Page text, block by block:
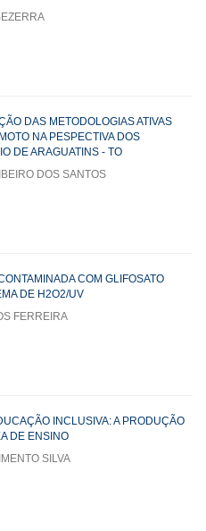
DAS METODOLOGIAS ATIVAS
NA PESPECTIVA DOS
DE ARAGUATINS - TO
DOS SANTOS
COM GLIFOSATO
DE H2O2/UV
FERREIRA
INCLUSIVA: A PRODUÇÃO
DE ENSINO
SILVA